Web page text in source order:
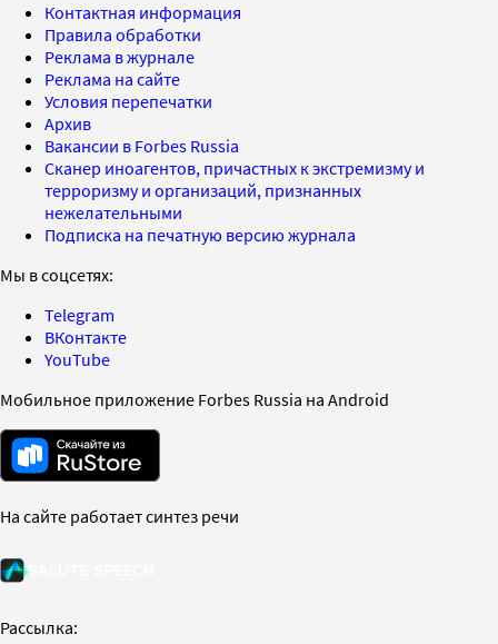
Контактная информация
Правила обработки
Реклама в журнале
Реклама на сайте
Условия перепечатки
Архив
Вакансии в Forbes Russia
Сканер иноагентов, причастных к экстремизму и
терроризму и организаций, признанных
нежелательными
Подписка на печатную версию журнала
Мы в соцсетях:
Telegram
ВКонтакте
YouTube
Мобильное приложение Forbes Russia на Android
На сайте работает синтез речи
Рассылка: